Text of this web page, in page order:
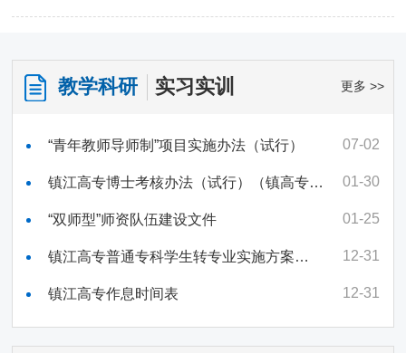
更多 >>
教学科研 实习实训
07-02
“青年教师导师制”项目实施办法（试行）
01-30
镇江高专博士考核办法（试行）（镇高专
01-25
“双师型”师资队伍建设文件
12-31
镇江高专普通专科学生转专业实施方案
12-31
镇江高专作息时间表